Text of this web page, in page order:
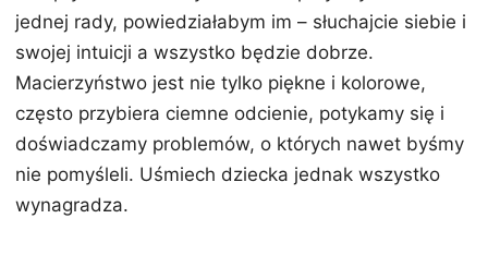
jednej rady, powiedziałabym im – słuchajcie siebie i
swojej intuicji a wszystko będzie dobrze.
Macierzyństwo jest nie tylko piękne i kolorowe,
często przybiera ciemne odcienie, potykamy się i
doświadczamy problemów, o których nawet byśmy
nie pomyśleli. Uśmiech dziecka jednak wszystko
wynagradza.